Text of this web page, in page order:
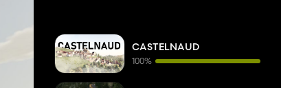
CASTELNAUD
100%